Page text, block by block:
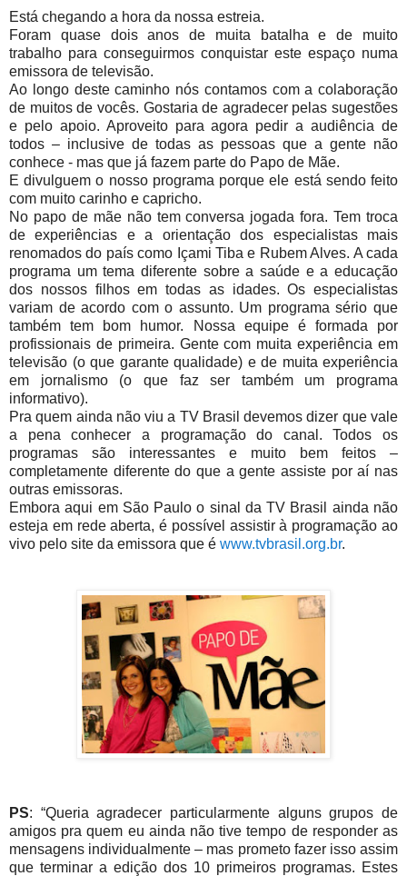
Está chegando a hora da nossa estreia.
Foram quase dois anos de muita batalha e de muito
trabalho para conseguirmos conquistar este espaço numa
emissora de televisão.
Ao longo deste caminho nós contamos com a colaboração
de muitos de vocês. Gostaria de agradecer pelas sugestões
e pelo apoio. Aproveito para agora pedir a audiência de
todos – inclusive de todas as pessoas que a gente não
conhece - mas que já fazem parte do Papo de Mãe.
E divulguem o nosso programa porque ele está sendo feito
com muito carinho e capricho.
No papo de mãe não tem conversa jogada fora. Tem troca
de experiências e a orientação dos especialistas mais
renomados do país como Içami Tiba e Rubem Alves. A cada
programa um tema diferente sobre a saúde e a educação
dos nossos filhos em todas as idades. Os especialistas
variam de acordo com o assunto. Um programa sério que
também tem bom humor. Nossa equipe é formada por
profissionais de primeira. Gente com muita experiência em
televisão (o que garante qualidade) e de muita experiência
em jornalismo (o que faz ser também um programa
informativo).
Pra quem ainda não viu a TV Brasil devemos dizer que vale
a pena conhecer a programação do canal. Todos os
programas são interessantes e muito bem feitos –
completamente diferente do que a gente assiste por aí nas
outras emissoras.
Embora aqui em São Paulo o sinal da TV Brasil ainda não
esteja em rede aberta, é possível assistir à programação ao
vivo pelo site da emissora que é www.tvbrasil.org.br.
PS: “Queria agradecer particularmente alguns grupos de
amigos pra quem eu ainda não tive tempo de responder as
mensagens individualmente – mas prometo fazer isso assim
que terminar a edição dos 10 primeiros programas. Estes